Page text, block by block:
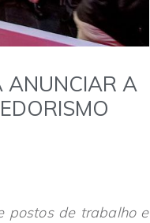
ANUNCIAR A
postos de trabalho e